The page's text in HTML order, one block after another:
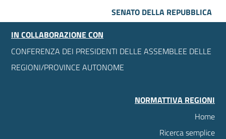
SENATO DELLA REPUBBLICA
IN COLLABORAZIONE CON
CONFERENZA DEI PRESIDENTI DELLE ASSEMBLEE DELLE
REGIONI/PROVINCE AUTONOME
NORMATTIVA REGIONI
Home
Ricerca semplice